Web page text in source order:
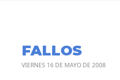
FALLOS
VIERNES 16 DE MAYO DE 2008